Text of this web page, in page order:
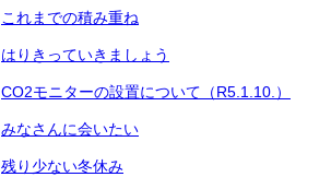
これまでの積み重ね
はりきっていきましょう
CO2モニターの設置について（R5.1.10.）
みなさんに会いたい
残り少ない冬休み